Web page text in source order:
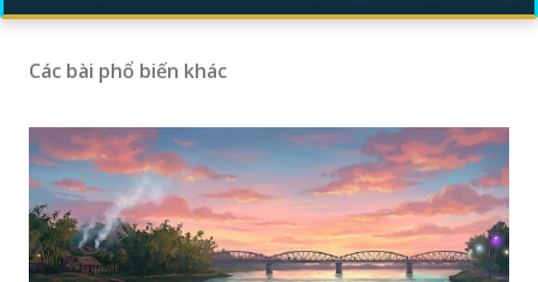
Các bài phổ biến khác